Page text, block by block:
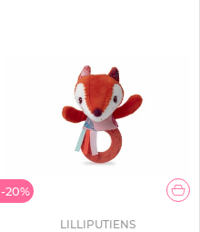
-20%
LILLIPUTIENS